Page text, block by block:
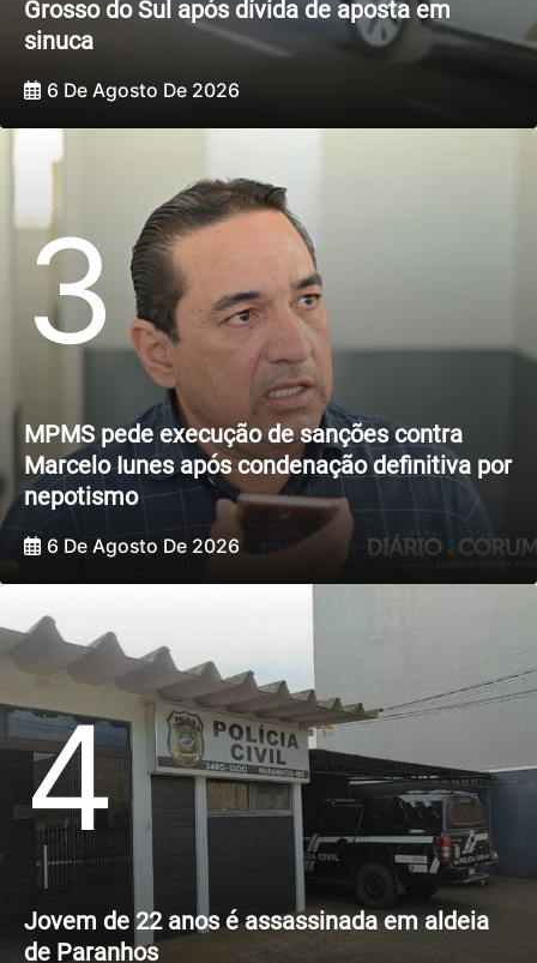
Grosso do Sul após dívida de aposta em
sinuca
6 De Agosto De 2026
3
MPMS pede execução de sanções contra
Marcelo Iunes após condenação definitiva por
nepotismo
6 De Agosto De 2026
4
Jovem de 22 anos é assassinada em aldeia
de Paranhos